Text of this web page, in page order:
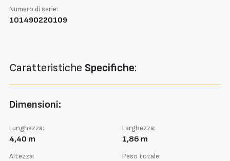
Numero di serie:
101490220109
Caratteristiche Specifiche:
Dimensioni:
Lunghezza:
4,40 m
Larghezza:
1,86 m
Altezza: Peso totale: